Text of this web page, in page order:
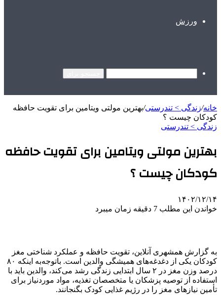
ورزش
خانه/زندگی > تندرستی/بهترین مولتی ویتامین برای تقویت حافظه
کودکان چیست ؟
زندگی > تندرستی
بهترین مولتی ویتامین برای تقویت حافظه
کودکان چیست ؟
۱۴۰۲/۱۲/۱۴
خواندن این مطلب 7 دقیقه زمان میبرد
به گزارش همشهری آنلاین، تقویت حافظه و عملکرد شناختی مغز
کودکان یکی از دغدغه‌های همیشگی والدین است. باتوجه‌به اینکه ۸۰
درصد وزن مغز در ۲ سال ابتدایی زندگی رشد می‌کند، والدین باید با
استفاده از توصیه‌ پزشکان یا متخصصان تغذیه، مواد موردنیاز برای
تأمین نیازهای مغز را در رژیم غذایی کودک بگنجانند.